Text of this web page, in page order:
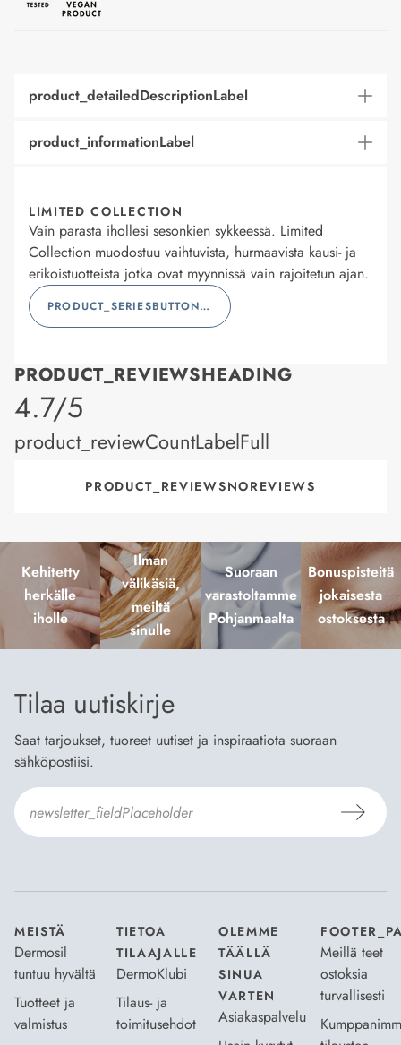
product_detailedDescriptionLabel
product_informationLabel
LIMITED COLLECTION
Vain parasta ihollesi sesonkien sykkeessä. Limited
Collection muodostuu vaihtuvista, hurmaavista kausi- ja
erikoistuotteista jotka ovat myynnissä vain rajoitetun ajan.
PRODUCT_SERIESBUTTONLABEL
PRODUCT_REVIEWSHEADING
product_rating
4.7/5
product_reviewCountLabelFull
PRODUCT_REVIEWSNOREVIEWS
Kehitetty
herkälle
iholle
Ilman
välikäsiä,
meiltä
sinulle
Suoraan
varastoltamme
Pohjanmaalta
Bonuspisteitä
jokaisesta
ostoksesta
Tilaa uutiskirje
Saat tarjoukset, tuoreet uutiset ja inspiraatiota suoraan
sähköpostiisi.
MEISTÄ
Dermosil
tuntuu hyvältä
Tuotteet ja
valmistus
TIETOA
TILAAJALLE
DermoKlubi
Tilaus- ja
toimitusehdot
OLEMME
TÄÄLLÄ
SINUA
VARTEN
Asiakaspalvelu
Meillä teet
ostoksia
turvallisesti